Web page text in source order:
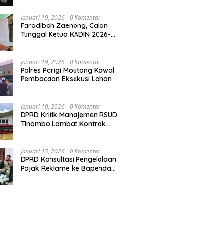
Januari 19, 2026 0 Komentar
Faradibah Zaenong, Calon
Tunggal Ketua KADIN 2026-
Januari 19, 2026 0 Komentar
Polres Parigi Moutong Kawal
Pembacaan Eksekusi Lahan
Januari 19, 2026 0 Komentar
DPRD Kritik Manajemen RSUD
Tinombo Lambat Kontrak
Januari 15, 2026 0 Komentar
DPRD Konsultasi Pengelolaan
Pajak Reklame ke Bapenda